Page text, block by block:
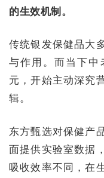
的生效机制。
传统银发保健品大
与作用。而当下中
元，开始主动深究
辑。
东方甄选对保健产
面提供实验室数据
吸收效率不同，在